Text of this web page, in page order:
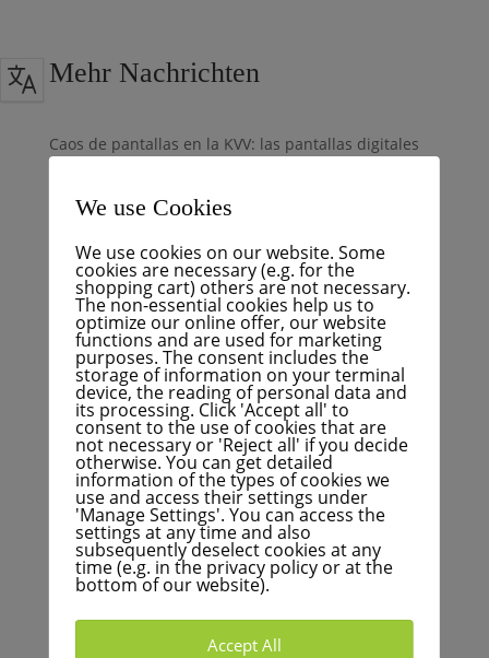
Mehr Nachrichten
Caos de pantallas en la KVV: las pantallas digitales
Podcast: ¿Balsa o puente? La amarga verdad sobre la
BNN+: Llega la decisión sobre la circunvalación de
Hagsfeld
Crisis presupuestaria con anuncio – FÜR Karlsruhe
pide un giro financiero
BNN+: Llega una avalancha de interés a la ciudad
Aktuelles von FÜR Karlsruhe
FÜR Karlsruhe fordert umfassende Überprüfung
städtischer Mitgliedschaften
FÜR Karlsruhe setzt sich für den Erhalt der
Garnisonskirche in Knielingen ein
Finanzielle Herausforderungen der Kommunen: Ein
Podcast-Gespräch mit Dr. Breitkreuz
We use Cookies
We use cookies on our website. Some
cookies are necessary (e.g. for the
shopping cart) others are not necessary.
The non-essential cookies help us to
optimize our online offer, our website
functions and are used for marketing
purposes. The consent includes the
storage of information on your terminal
device, the reading of personal data and
its processing. Click 'Accept all' to
consent to the use of cookies that are
not necessary or 'Reject all' if you decide
otherwise. You can get detailed
information of the types of cookies we
use and access their settings under
'Manage Settings'. You can access the
settings at any time and also
subsequently deselect cookies at any
time (e.g. in the privacy policy or at the
bottom of our website).
Accept All